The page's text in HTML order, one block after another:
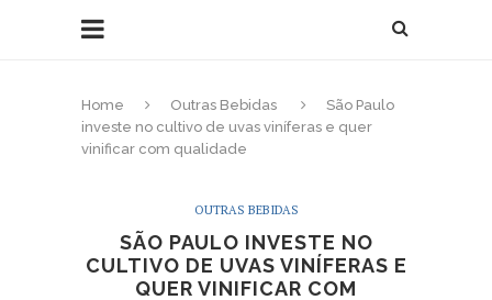
Home Outras Bebidas
São Paulo
investe no cultivo de uvas viníferas e quer
vinificar com qualidade
OUTRAS BEBIDAS
SÃO PAULO INVESTE NO
CULTIVO DE UVAS VINÍFERAS E
QUER VINIFICAR COM